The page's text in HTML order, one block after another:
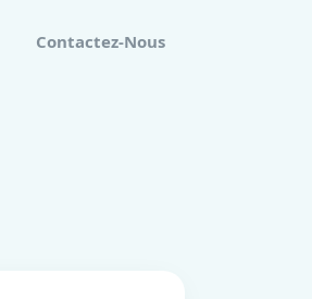
Contactez-Nous